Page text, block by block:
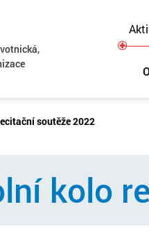
soutěže 2022
kolo